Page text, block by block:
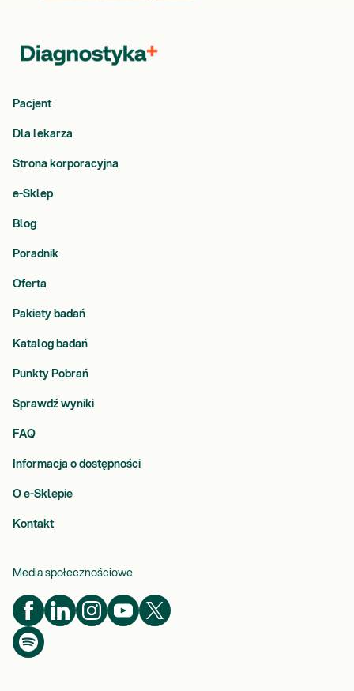
Pacjent
Dla lekarza
Strona korporacyjna
e-Sklep
Blog
Poradnik
Oferta
Pakiety badań
Katalog badań
Punkty Pobrań
Sprawdź wyniki
FAQ
Informacja o dostępności
O e-Sklepie
Kontakt
Media społecznościowe